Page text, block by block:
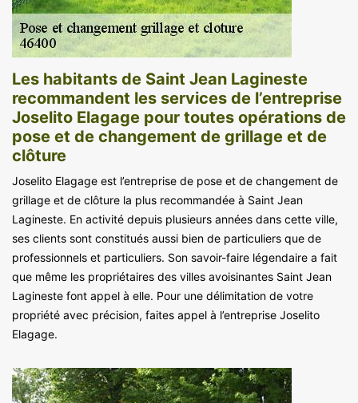
Les habitants de Saint Jean Lagineste
recommandent les services de l’entreprise
Joselito Elagage pour toutes opérations de
pose et de changement de grillage et de
clôture
Joselito Elagage est l’entreprise de pose et de changement de
grillage et de clôture la plus recommandée à Saint Jean
Lagineste. En activité depuis plusieurs années dans cette ville,
ses clients sont constitués aussi bien de particuliers que de
professionnels et particuliers. Son savoir-faire légendaire a fait
que même les propriétaires des villes avoisinantes Saint Jean
Lagineste font appel à elle. Pour une délimitation de votre
propriété avec précision, faites appel à l’entreprise Joselito
Elagage.